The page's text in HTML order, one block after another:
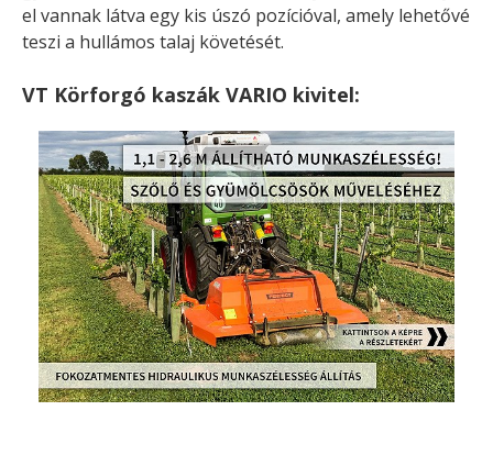
el vannak látva egy kis úszó pozícióval, amely lehetővé
teszi a hullámos talaj követését.
VT Körforgó kaszák VARIO kivitel: